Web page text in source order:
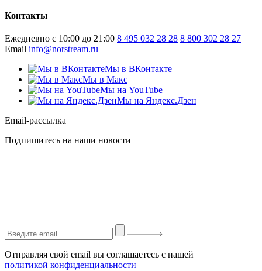
Контакты
Ежедневно с 10:00 до 21:00 8 495 032 28 28 8 800 302 28 27
Email info@norstream.ru
Мы в ВКонтакте
Мы в Макс
Мы на YouTube
Мы на Яндекс.Дзен
Email-рассылка
Подпишитесь на наши новости
Отправляя свой email вы соглашаетесь с нашей
политикой конфиденциальности